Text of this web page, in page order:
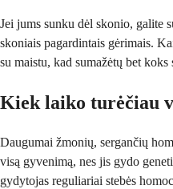
Jei jums sunku dėl skonio, galite
skoniais pagardintais gėrimais.
su maistu, kad sumažėtų bet
Kiek laiko turėčiau
Daugumai žmonių, sergančių
visą gyvenimą, nes jis gydo
gydytojas reguliariai stebės